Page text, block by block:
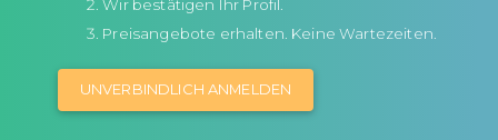
Wir bestätigen Ihr Profil.
Preisangebote erhalten. Keine Wartezeiten.
UNVERBINDLICH ANMELDEN